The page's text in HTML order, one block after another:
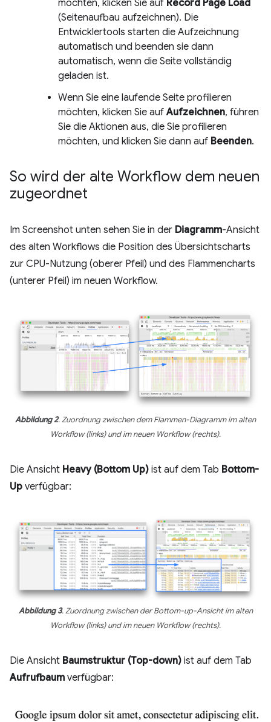
möchten, klicken Sie auf Record Page Load
(Seitenaufbau aufzeichnen). Die
Entwicklertools starten die Aufzeichnung
automatisch und beenden sie dann
automatisch, wenn die Seite vollständig
geladen ist.
Wenn Sie eine laufende Seite profilieren
möchten, klicken Sie aufAufzeichnen, führen
Sie die Aktionen aus, die Sie profilieren
möchten, und klicken Sie dann auf Beenden.
So wird der alte Workflow dem neuen
zugeordnet
Im Screenshot unten sehen Sie in der Diagramm-Ansicht
des alten Workflows die Position des Übersichtscharts
zur CPU-Nutzung (oberer Pfeil) und des Flammencharts
(unterer Pfeil) im neuen Workflow.
Abbildung 2. Zuordnung zwischen dem Flammen-Diagramm im alten
Workflow (links) und im neuen Workflow (rechts).
Die Ansicht Heavy (Bottom Up) ist auf dem Tab Bottom-
Up verfügbar:
Abbildung 3. Zuordnung zwischen der Bottom-up-Ansicht im alten
Workflow (links) und im neuen Workflow (rechts).
Die Ansicht Baumstruktur (Top-down) ist auf dem Tab
Aufrufbaum verfügbar: